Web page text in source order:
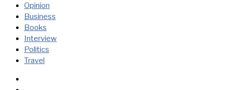
Opinion
Business
Books
Interview
Politics
Travel